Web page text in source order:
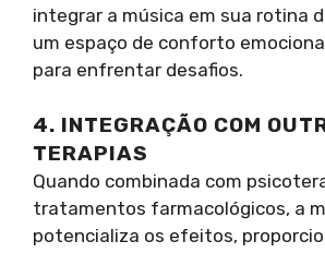
integrar a música em sua rotina
um espaço de conforto
para enfrentar desafios.
4. INTEGRAÇÃO COM
TERAPIAS
Quando combinada com
tratamentos farmacológicos, a
potencializa os efeitos,